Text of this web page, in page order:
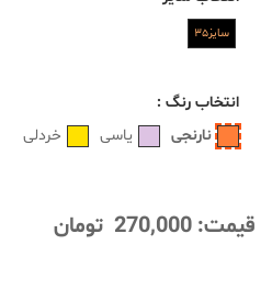
سایز۳۵
انتخاب رنگ :
نارنجی
یاسی خردلی
قیمت: 270,000 تومان